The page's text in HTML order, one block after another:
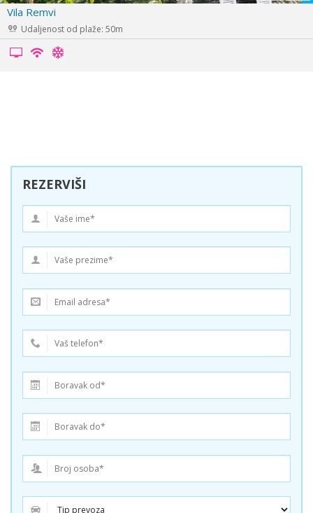
Vila Milina Holidays
Udaljenost od plaže: 200m
REZERVIŠI